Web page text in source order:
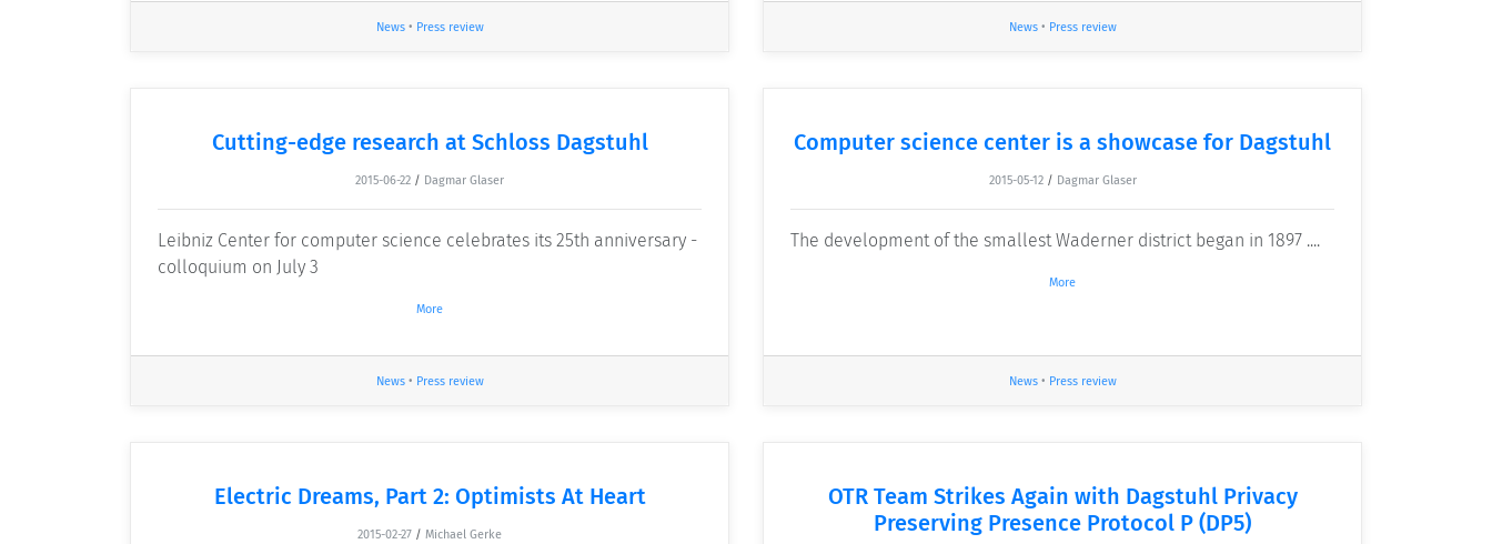
News• Press review News• Press review
Cutting-edge research at Schloss Dagstuhl
2015-06-22 / Dagmar Glaser
Leibniz Center for computer science celebrates its 25th anniversary -
colloquium on July 3
More
News• Press review
Computer science center is a showcase for Dagstuhl
2015-05-12 / Dagmar Glaser
The development of the smallest Waderner district began in 1897 ....
More
News• Press review
Electric Dreams, Part 2: Optimists At Heart
2015-02-27 / Michael Gerke
OTR Team Strikes Again with Dagstuhl Privacy
Preserving Presence Protocol P (DP5)